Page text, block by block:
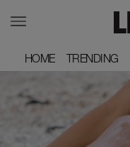
HOME
HOME TRENDING
TRENDING